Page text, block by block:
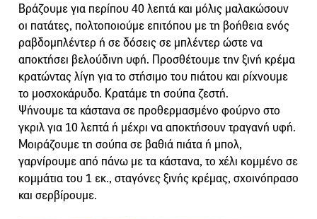
Βράζουμε για περίπου 40 λεπτά και μόλις μαλακώσουν
οι πατάτες, πολτοποιούμε επιτόπου με τη βοήθεια ενός
ραβδομπλέντερ ή σε δόσεις σε μπλέντερ ώστε να
αποκτήσει βελούδινη υφή. Προσθέτουμε την ξινή κρέμα
κρατώντας λίγη για το στήσιμο του πιάτου και ρίχνουμε
το μοσχοκάρυδο. Κρατάμε τη σούπα ζεστή.
Ψήνουμε τα κάστανα σε προθερμασμένο φούρνο στο
γκριλ για 10 λεπτά ή μέχρι να αποκτήσουν τραγανή υφή.
Μοιράζουμε τη σούπα σε βαθιά πιάτα ή μπολ,
γαρνίρουμε από πάνω με τα κάστανα, το χέλι κομμένο σε
κομμάτια του 1 εκ., σταγόνες ξινής κρέμας, σχοινόπρασο
και σερβίρουμε.